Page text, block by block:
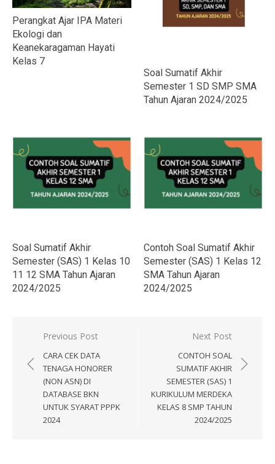
Perangkat Ajar IPA Materi
Ekologi dan
Keanekaragaman Hayati
Kelas 7
Soal Sumatif Akhir
Semester 1 SD SMP SMA
Tahun Ajaran 2024/2025
Soal Sumatif Akhir
Semester (SAS) 1 Kelas 10
11 12 SMA Tahun Ajaran
2024/2025
Contoh Soal Sumatif Akhir
Semester (SAS) 1 Kelas 12
SMA Tahun Ajaran
2024/2025
Navigasi
pos
Previous Post
CARA CEK DATA
TENAGA HONORER
(NON ASN) DI
DATABASE BKN
UNTUK SYARAT PPPK
2024
Next Post
CONTOH SOAL
SUMATIF AKHIR
SEMESTER (SAS) 1
KURIKULUM MERDEKA
KELAS 8 SMP TAHUN
2024/2025